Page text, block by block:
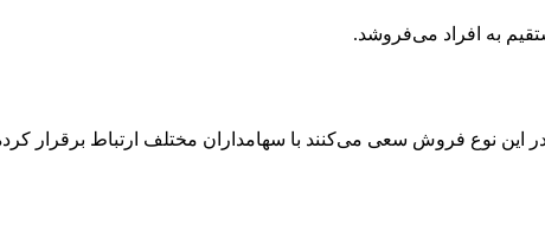
به افراد می‌فروشد.
نوع فروش سعی می‌کنند با سهامداران مختلف ارتباط برقرار